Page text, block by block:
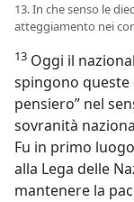
13. In che senso le
atteggiamento nei
13 Oggi il
spingono queste
pensiero” nel
sovranità
Fu in primo
alla Lega delle
mantenere la